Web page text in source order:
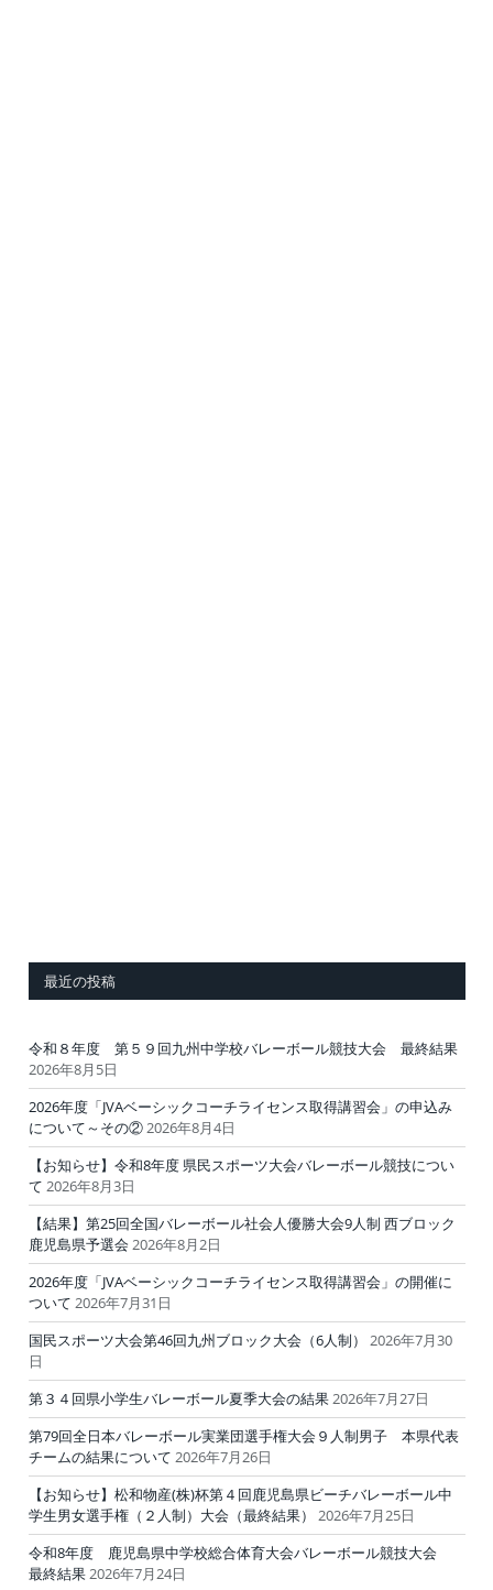
最近の投稿
令和８年度 第５９回九州中学校バレーボール競技大会 最終結果
2026年8月5日
2026年度「JVAベーシックコーチライセンス取得講習会」の申込み
について～その②2026年8月4日
【お知らせ】令和8年度 県民スポーツ大会バレーボール競技につい
て 2026年8月3日
【結果】第25回全国バレーボール社会人優勝大会9人制 西ブロック
鹿児島県予選会 2026年8月2日
2026年度「JVAベーシックコーチライセンス取得講習会」の開催に
ついて 2026年7月31日
国民スポーツ大会第46回九州ブロック大会（6人制）
2026年7月30
日
第３４回県小学生バレーボール夏季大会の結果2026年7月27日
第79回全日本バレーボール実業団選手権大会９人制男子 本県代表
チームの結果について 2026年7月26日
【お知らせ】松和物産(株)杯第４回鹿児島県ビーチバレーボール中
学生男女選手権（２人制）大会（最終結果）
2026年7月25日
令和8年度 鹿児島県中学校総合体育大会バレーボール競技大会
最終結果2026年7月24日